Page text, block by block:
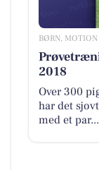
BØRN,
2018
Over 300
har det
med et par...